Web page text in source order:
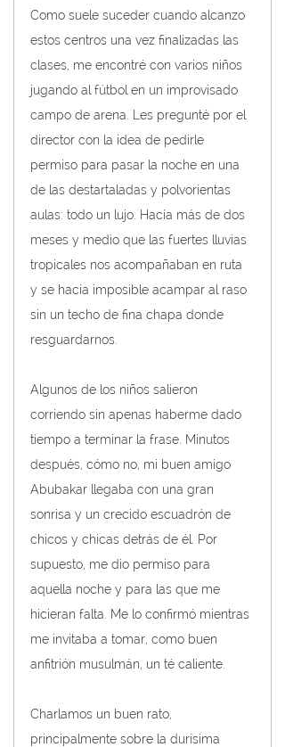
Como suele suceder cuando alcanzo
estos centros una vez finalizadas las
clases, me encontré con varios niños
jugando al fútbol en un improvisado
campo de arena. Les pregunté por el
director con la idea de pedirle
permiso para pasar la noche en una
de las destartaladas y polvorientas
aulas: todo un lujo. Hacía más de dos
meses y medio que las fuertes lluvias
tropicales nos acompañaban en ruta
y se hacía imposible acampar al raso
sin un techo de fina chapa donde
resguardarnos.
Algunos de los niños salieron
corriendo sin apenas haberme dado
tiempo a terminar la frase. Minutos
después, cómo no, mi buen amigo
Abubakar llegaba con una gran
sonrisa y un crecido escuadrón de
chicos y chicas detrás de él. Por
supuesto, me dio permiso para
aquella noche y para las que me
hicieran falta. Me lo confirmó mientras
me invitaba a tomar, como buen
anfitrión musulmán, un té caliente.
Charlamos un buen rato,
principalmente sobre la durísima